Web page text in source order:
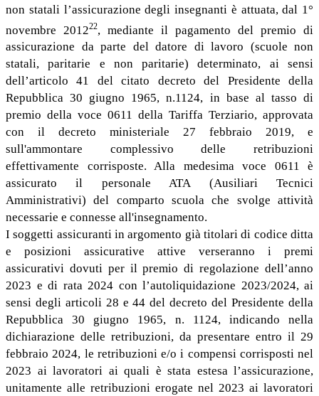
non statali l’assicurazione degli insegnanti è attuata, dal 1°
novembre 201222, mediante il pagamento del premio di
assicurazione da parte del datore di lavoro (scuole non
statali, paritarie e non paritarie) determinato, ai sensi
dell’articolo 41 del citato decreto del Presidente della
Repubblica 30 giugno 1965, n.1124, in base al tasso di
premio della voce 0611 della Tariffa Terziario, approvata
con il decreto ministeriale 27 febbraio 2019, e
sull'ammontare complessivo delle retribuzioni
effettivamente corrisposte. Alla medesima voce 0611 è
assicurato il personale ATA (Ausiliari Tecnici
Amministrativi) del comparto scuola che svolge attività
necessarie e connesse all'insegnamento.
I soggetti assicuranti in argomento già titolari di codice ditta
e posizioni assicurative attive verseranno i premi
assicurativi dovuti per il premio di regolazione dell’anno
2023 e di rata 2024 con l’autoliquidazione 2023/2024, ai
sensi degli articoli 28 e 44 del decreto del Presidente della
Repubblica 30 giugno 1965, n. 1124, indicando nella
dichiarazione delle retribuzioni, da presentare entro il 29
febbraio 2024, le retribuzioni e/o i compensi corrisposti nel
2023 ai lavoratori ai quali è stata estesa l’assicurazione,
unitamente alle retribuzioni erogate nel 2023 ai lavoratori